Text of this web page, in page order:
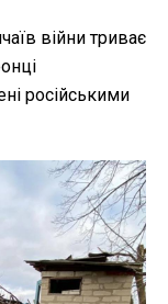
війни триває
російськими